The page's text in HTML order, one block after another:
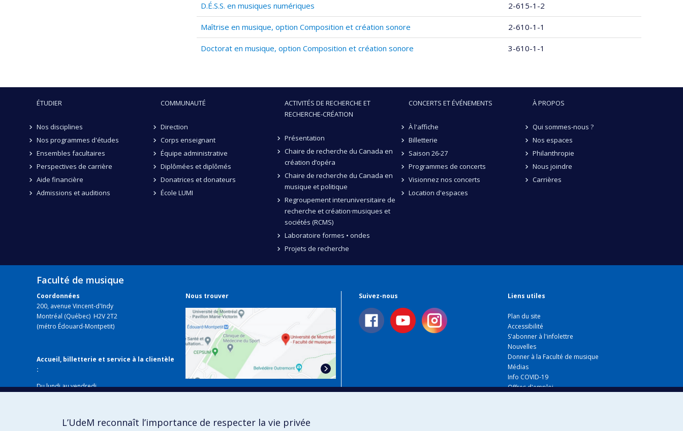
D.É.S.S. en musiques numériques 2-615-1-2
Maîtrise en musique, option Composition et création sonore 2-610-1-1
Doctorat en musique, option Composition et création sonore 3-610-1-1
ÉTUDIER
Nos disciplines
Nos programmes d'études
Ensembles facultaires
Perspectives de carrière
Aide financière
Admissions et auditions
COMMUNAUTÉ
Direction
Corps enseignant
Équipe administrative
Diplômées et diplômés
Donatrices et donateurs
École LUMI
ACTIVITÉS DE RECHERCHE ET
RECHERCHE-CRÉATION
Présentation
Chaire de recherche du Canada en
création d’opéra
Chaire de recherche du Canada en
musique et politique
Regroupement interuniversitaire de
recherche et création·musiques et
sociétés (RCMS)
Laboratoire formes • ondes
Projets de recherche
CONCERTS ET ÉVÉNEMENTS
À l'affiche
Billetterie
Saison 26-27
Programmes de concerts
Visionnez nos concerts
Location d'espaces
À PROPOS
Qui sommes-nous ?
Nos espaces
Philanthropie
Nous joindre
Carrières
Faculté de musique
Coordonnées
200, avenue Vincent-d'Indy
Montréal (Québec) H2V 2T2
(métro Édouard-Montpetit)
Accueil, billetterie et service à la clientèle
:
Du lundi au vendredi
514 343-6427
Nous trouver
Voir sur Plan Campus
Suivez-nous Liens utiles
Plan du site
Accessibilité
S'abonner à l'infolettre
Nouvelles
Donner à la Faculté de musique
Médias
Info COVID-19
Offres d'emploi
L’UdeM reconnaît l’importance de respecter la vie privée